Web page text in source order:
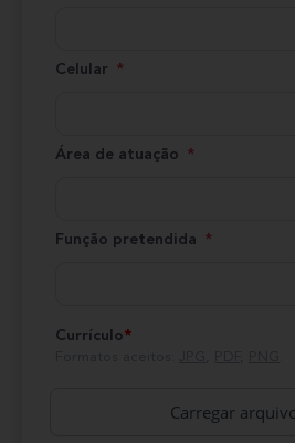
Celular
Área de atuação
Função pretendida
Currículo*